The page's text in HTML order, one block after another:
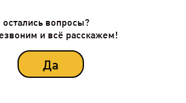
вопросы?
и всё расскажем!
Да